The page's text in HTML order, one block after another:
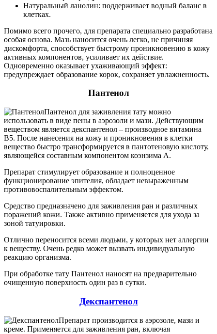
Натуральный ланолин: поддерживает водный баланс в
клетках.
Помимо всего прочего, для препарата специально разработана
особая основа. Мазь наносится очень легко, не причиняя
дискомфорта, способствует быстрому проникновению в кожу
активных компонентов, усиливает их действие.
Одновременно оказывает ухаживающий эффект:
предупреждает образование корок, сохраняет увлажненность.
Пантенол
Пантенол для заживления тату можно
использовать в виде пены в аэрозоли и мази. Действующим
веществом является декспантенол – производное витамина
В5. После нанесения на кожу и проникновения в клетки
вещество быстро трансформируется в пантотеновую кислоту,
являющейся составным компонентом коэнзима А.
Препарат стимулирует образование и полноценное
функционирование эпителия, обладает невыраженным
противовоспалительным эффектом.
Средство предназначено для заживления ран и различных
поражений кожи. Также активно применяется для ухода за
зоной татуировки.
Отлично переносится всеми людьми, у которых нет аллергии
к веществу. Очень редко может вызвать индивидуальную
реакцию организма.
При обработке тату Пантенол наносят на предварительно
очищенную поверхность один раз в сутки.
Декспантенол
Препарат производится в аэрозоле, мази и
креме. Применяется для заживления ран, включая